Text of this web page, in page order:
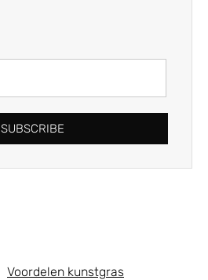
SUBSCRIBE
Voordelen kunstgras